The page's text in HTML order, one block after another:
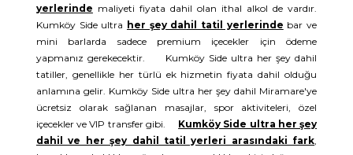
yerlerinde maliyeti fiyata dahil olan ithal alkol de vardır.
Kumköy Side ultra her şey dahil tatil yerlerinde bar ve
mini barlarda sadece premium içecekler için ödeme
yapmanız gerekecektir. Kumköy Side ultra her şey dahil
tatiller, genellikle her türlü ek hizmetin fiyata dahil olduğu
anlamına gelir. Kumköy Side ultra her şey dahil Miramare'ye
ücretsiz olarak sağlanan masajlar, spor aktiviteleri, özel
içecekler ve VIP transfer gibi. Kumköy Side ultra her şey
dahil ve her şey dahil tatil yerleri arasındaki fark,